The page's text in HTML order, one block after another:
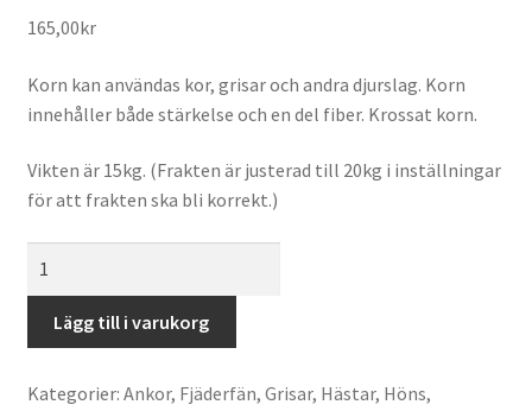
165,00kr
Korn kan användas kor, grisar och andra djurslag. Korn
innehåller både stärkelse och en del fiber. Krossat korn.
Vikten är 15kg. (Frakten är justerad till 20kg i inställningar
för att frakten ska bli korrekt.)
Lägg till i varukorg
Kategorier: Ankor, Fjäderfän, Grisar, Hästar, Höns,